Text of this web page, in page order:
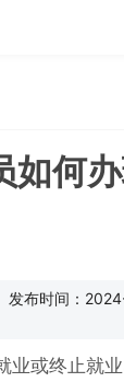
如何
发布时间：
业或终止就